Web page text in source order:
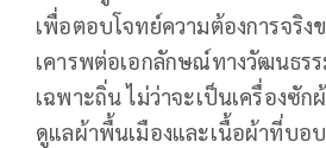
เพื่อตอบโจทย์ความต้องการจริง
เคารพต่อเอกลักษณ์ทางวัฒนธร
เฉพาะถิ่น ไม่ว่าจะเป็นเครื่องซั
ดูแลผ้าพื้นเมืองและเนื้อผ้าที่บอ